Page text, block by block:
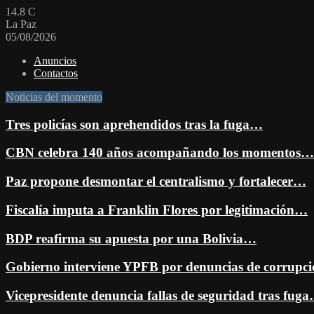
14.8 C
La Paz
05/08/2026
Anuncios
Contactos
Noticias del momento
Tres policías son aprehendidos tras la fuga…
CBN celebra 140 años acompañando los momentos…
Paz propone desmontar el centralismo y fortalecer…
Fiscalía imputa a Franklin Flores por legitimación…
BDP reafirma su apuesta por una Bolivia…
Gobierno interviene YPFB por denuncias de
Vicepresidente denuncia fallas de seguridad tras